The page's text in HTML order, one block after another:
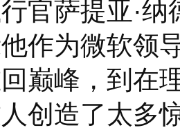
分享富兰
容，感兴
味”的领导